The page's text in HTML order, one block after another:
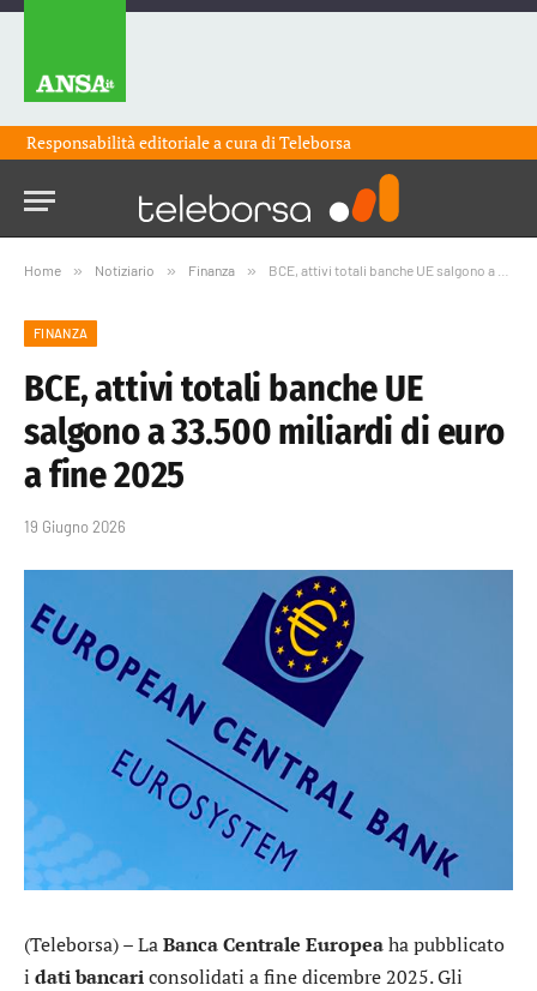
Responsabilità editoriale a cura diTeleborsa
Home » Notiziario » Finanza » BCE, attivi totali banche UE salgono a 33.500 miliardi di euro a fine 2025
FINANZA
BCE, attivi totali banche UE
salgono a 33.500 miliardi di euro
a fine 2025
19 Giugno 2026
(Teleborsa) – LaBanca Centrale Europeaha pubblicato
i dati bancariconsolidati a fine dicembre 2025. Gli